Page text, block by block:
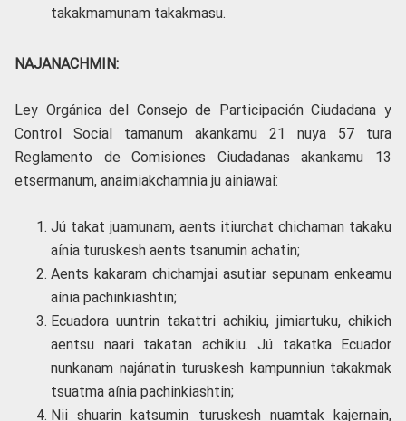
takakmamunam takakmasu.
NAJANACHMIN:
Ley Orgánica del Consejo de Participación Ciudadana y
Control Social tamanum akankamu 21 nuya 57 tura
Reglamento de Comisiones Ciudadanas akankamu 13
etsermanum, anaimiakchamnia ju ainiawai:
Jú takat juamunam, aents itiurchat chichaman takaku
aínia turuskesh aents tsanumin achatin;
Aents kakaram chichamjai asutiar sepunam enkeamu
aínia pachinkiashtin;
Ecuadora uuntrin takattri achikiu, jimiartuku, chikich
aentsu naari takatan achikiu. Jú takatka Ecuador
nunkanam najánatin turuskesh kampunniun takakmak
tsuatma aínia pachinkiashtin;
Nii shuarin katsumin turuskesh nuamtak kajernain,